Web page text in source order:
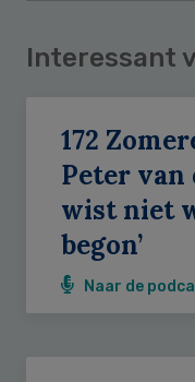
Interessant
172
Peter van
wist niet
begon’
Naar de